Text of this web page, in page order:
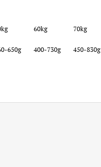
60kg 70kg
650g 400-730g 450-830g